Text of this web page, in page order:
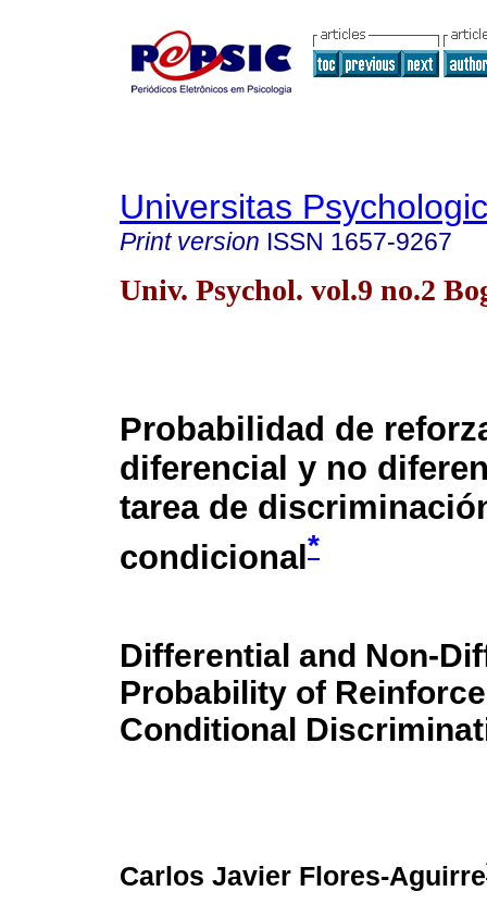
Universitas
Print version ISSN 1657-9267
Univ. Psychol. vol.9 no.2
Probabilidad de
diferencial y no
tarea de
condicional*
Differential and Non-
Probability of
Conditional
Carlos Javier Flores-Aguirre